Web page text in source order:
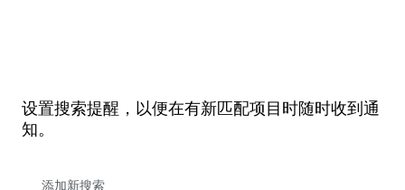
设置搜索提醒，以便在有新匹配项目时随时收到通
知。